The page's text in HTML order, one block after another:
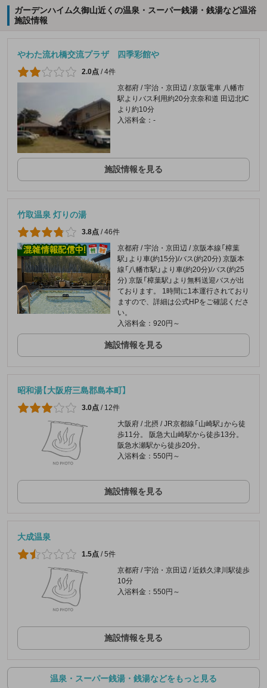
ガーデンハイム久御山近くの温泉・スーパー銭湯・銭湯など温浴
施設情報
やわた流れ橋交流プラザ 四季彩館や
2.0点 /4件
京都府 / 宇治・京田辺 / 京阪電車 八幡市
駅よりバス利用約20分京奈和道 田辺北IC
より約10分
入浴料金：-
施設情報を見る
竹取温泉 灯りの湯
3.8点 /46件
京都府 / 宇治・京田辺 / 京阪本線「樟葉
駅」より車(約15分)/バス(約20分) 京阪本
線「八幡市駅」より車(約20分)/バス(約25
分) 京阪「樟葉駅」より無料送迎バスが出
ております。 1時間に1本運行されており
ますので、詳細は公式HPをご確認くださ
い。
入浴料金：920円～
施設情報を見る
昭和湯【大阪府三島郡島本町】
3.0点 / 12件
大阪府 / 北摂 / JR京都線「山崎駅」から徒
歩11分。 阪急大山崎駅から徒歩13分。
阪急水瀬駅から徒歩20分。
入浴料金：550円～
施設情報を見る
大成温泉
1.5点 /5件
京都府 / 宇治・京田辺 / 近鉄久津川駅徒歩
10分
入浴料金：550円～
施設情報を見る
温泉・スーパー銭湯・銭湯などをもっと見る